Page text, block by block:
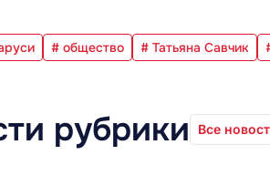
# общество # Татьяна Савчик
рубрики Все